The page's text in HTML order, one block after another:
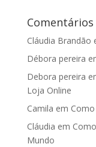
Comentários
Cláudia Brandão
Débora pereira
Debora pereira
Loja Online
Camila em
Cláudia em
Mundo